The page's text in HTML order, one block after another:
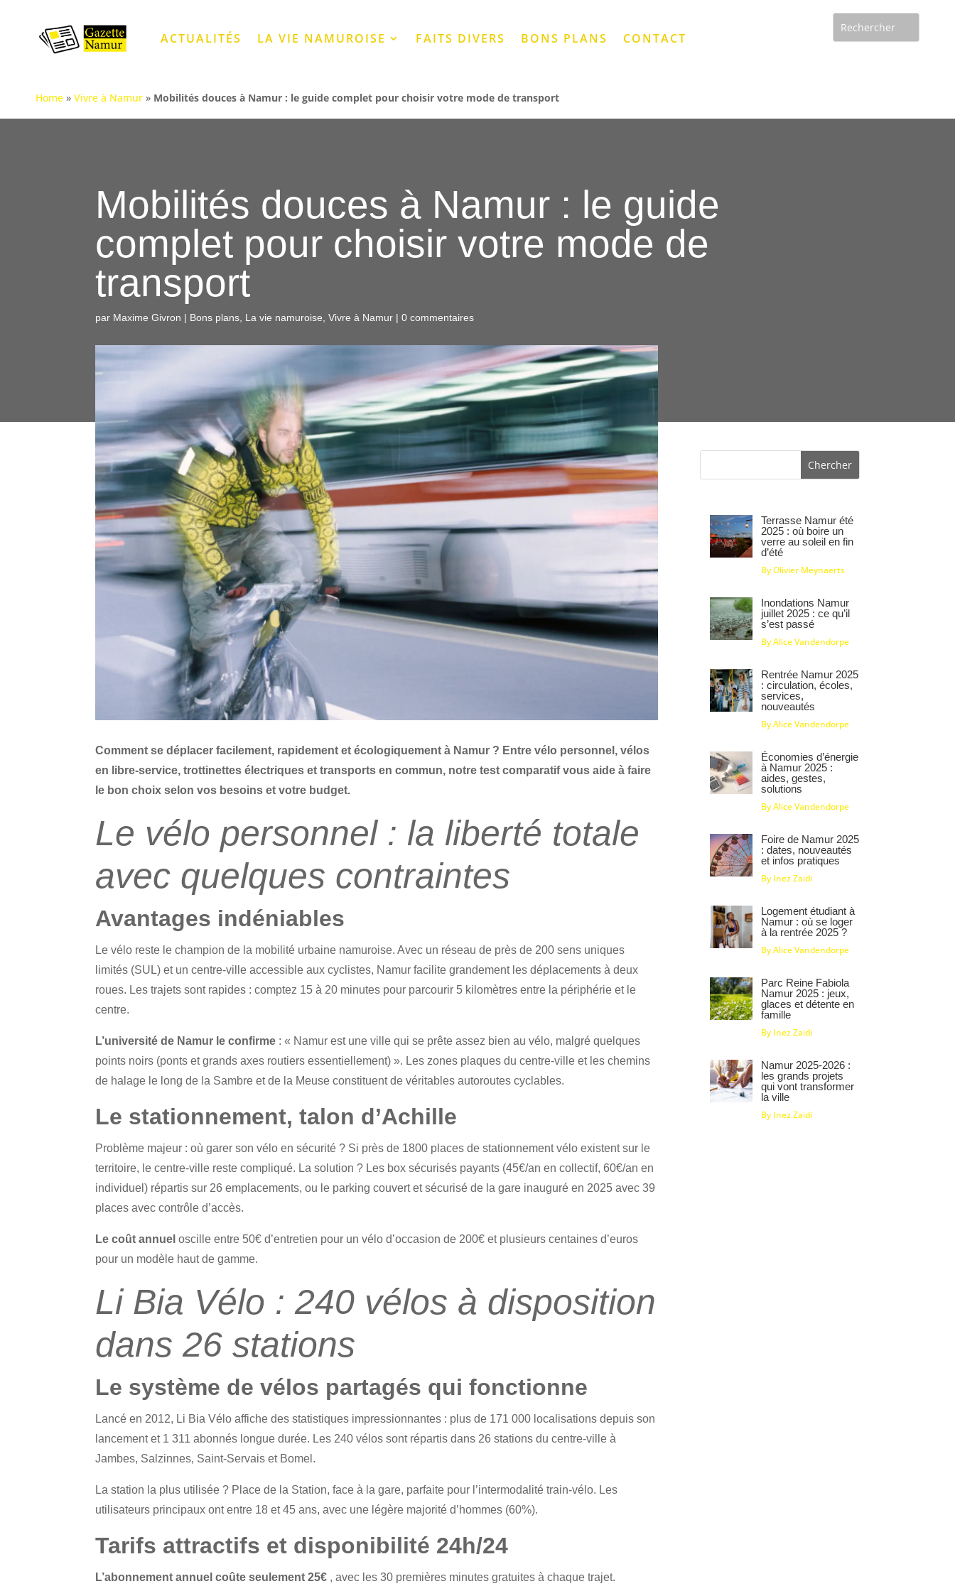
ACTUALITÉS LA VIE NAMUROISE FAITS DIVERS BONS PLANS CONTACT
Home » Vivre à Namur » Mobilités douces à Namur : le guide complet pour choisir votre mode de transport
Mobilités douces à Namur : le guide
complet pour choisir votre mode de
transport
par Maxime Givron | Bons plans, La vie namuroise,Vivre à Namur |0 commentaires
Comment se déplacer facilement, rapidement et écologiquement à Namur ? Entre vélo personnel, vélos
en libre-service, trottinettes électriques et transports en commun, notre test comparatif vous aide à faire
le bon choix selon vos besoins et votre budget.
Le vélo personnel : la liberté totale
avec quelques contraintes
Avantages indéniables
Le vélo reste le champion de la mobilité urbaine namuroise. Avec un réseau de près de 200 sens uniques
limités (SUL) et un centre-ville accessible aux cyclistes, Namur facilite grandement les déplacements à deux
roues. Les trajets sont rapides : comptez 15 à 20 minutes pour parcourir 5 kilomètres entre la périphérie et le
centre.
L’université de Namur le confirme : « Namur est une ville qui se prête assez bien au vélo, malgré quelques
points noirs (ponts et grands axes routiers essentiellement) ». Les zones plaques du centre-ville et les chemins
de halage le long de la Sambre et de la Meuse constituent de véritables autoroutes cyclables.
Le stationnement, talon d’Achille
Problème majeur : où garer son vélo en sécurité ? Si près de 1800 places de stationnement vélo existent sur le
territoire, le centre-ville reste compliqué. La solution ? Les box sécurisés payants (45€/an en collectif, 60€/an en
individuel) répartis sur 26 emplacements, ou le parking couvert et sécurisé de la gare inauguré en 2025 avec 39
places avec contrôle d’accès.
Le coût annuel oscille entre 50€ d’entretien pour un vélo d’occasion de 200€ et plusieurs centaines d’euros
pour un modèle haut de gamme.
Li Bia Vélo : 240 vélos à disposition
dans 26 stations
Le système de vélos partagés qui fonctionne
Lancé en 2012, Li Bia Vélo affiche des statistiques impressionnantes : plus de 171 000 localisations depuis son
lancement et 1 311 abonnés longue durée. Les 240 vélos sont répartis dans 26 stations du centre-ville à
Jambes, Salzinnes, Saint-Servais et Bomel.
La station la plus utilisée ? Place de la Station, face à la gare, parfaite pour l’intermodalité train-vélo. Les
utilisateurs principaux ont entre 18 et 45 ans, avec une légère majorité d’hommes (60%).
Tarifs attractifs et disponibilité 24h/24
L’abonnement annuel coûte seulement 25€ , avec les 30 premières minutes gratuites à chaque trajet.
Terrasse Namur été
2025 : où boire un
verre au soleil en fin
d’été
By Olivier Meynaerts
Inondations Namur
juillet 2025 : ce qu’il
s’est passé
By Alice Vandendorpe
Rentrée Namur 2025
: circulation, écoles,
services,
nouveautés
By Alice Vandendorpe
Économies d’énergie
à Namur 2025 :
aides, gestes,
solutions
By Alice Vandendorpe
Foire de Namur 2025
: dates, nouveautés
et infos pratiques
By Inez Zaidi
Logement étudiant à
Namur : où se loger
à la rentrée 2025 ?
By Alice Vandendorpe
Parc Reine Fabiola
Namur 2025 : jeux,
glaces et détente en
famille
By Inez Zaidi
Namur 2025‑2026 :
les grands projets
qui vont transformer
la ville
By Inez Zaidi